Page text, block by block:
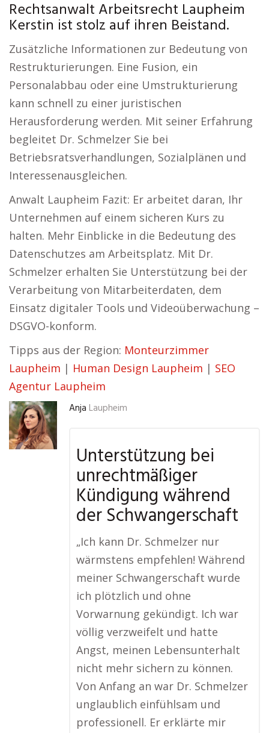
Rechtsanwalt Arbeitsrecht Laupheim
Kerstin ist stolz auf ihren Beistand.
Zusätzliche Informationen zur Bedeutung von
Restrukturierungen. Eine Fusion, ein
Personalabbau oder eine Umstrukturierung
kann schnell zu einer juristischen
Herausforderung werden. Mit seiner Erfahrung
begleitet Dr. Schmelzer Sie bei
Betriebsratsverhandlungen, Sozialplänen und
Interessenausgleichen.
Anwalt Laupheim Fazit: Er arbeitet daran, Ihr
Unternehmen auf einem sicheren Kurs zu
halten. Mehr Einblicke in die Bedeutung des
Datenschutzes am Arbeitsplatz. Mit Dr.
Schmelzer erhalten Sie Unterstützung bei der
Verarbeitung von Mitarbeiterdaten, dem
Einsatz digitaler Tools und Videoüberwachung –
DSGVO-konform.
Tipps aus der Region: Monteurzimmer
Laupheim | Human Design Laupheim | SEO
Agentur Laupheim
Anja Laupheim
Unterstützung bei
unrechtmäßiger
Kündigung während
der Schwangerschaft
„Ich kann Dr. Schmelzer nur
wärmstens empfehlen! Während
meiner Schwangerschaft wurde
ich plötzlich und ohne
Vorwarnung gekündigt. Ich war
völlig verzweifelt und hatte
Angst, meinen Lebensunterhalt
nicht mehr sichern zu können.
Von Anfang an war Dr. Schmelzer
unglaublich einfühlsam und
professionell. Er erklärte mir